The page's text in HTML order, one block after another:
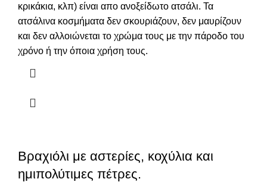
κρικάκια, κλπ) είναι απο ανοξείδωτο ατσάλι. Τα
ατσάλινα κοσμήματα δεν σκουριάζουν, δεν μαυρίζουν
και δεν αλλοιώνεται το χρώμα τους με την πάροδο του
χρόνο ή την όποια χρήση τους.
Βραχιόλι με αστερίες, κοχύλια και
ημιπολύτιμες πέτρες.